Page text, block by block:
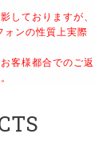
しておりますが、
ォンの性質上実際
客様都合でのご返